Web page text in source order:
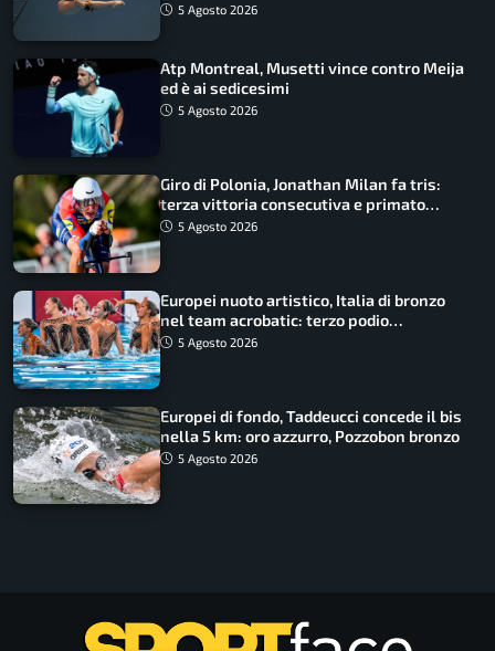
5 Agosto 2026
Atp Montreal, Musetti vince contro Meija
ed è ai sedicesimi
5 Agosto 2026
Giro di Polonia, Jonathan Milan fa tris:
terza vittoria consecutiva e primato
rafforzato
5 Agosto 2026
Europei nuoto artistico, Italia di bronzo
nel team acrobatic: terzo podio
consecutivo
5 Agosto 2026
Europei di fondo, Taddeucci concede il bis
nella 5 km: oro azzurro, Pozzobon bronzo
5 Agosto 2026